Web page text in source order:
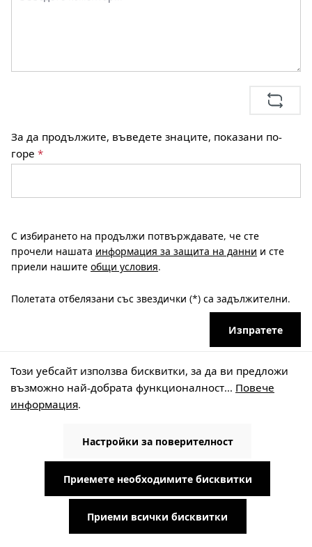
За да продължите, въведете знаците, показани по-
горе *
С избирането на продължи потвърждавате, че сте
прочели нашата информация за защита на данни и сте
приели нашите общи условия.
Полетата отбелязани със звездички (*) са задължителни.
Изпратете
използване на дъждовна вода
Oberdorfstraße 26
Този уебсайт използва бисквитки, за да ви предложи
възможно най-добрата функционалност... Повече
информация.
Настройки за поверителност
Приемете необходимите бисквитки
Приеми всички бисквитки